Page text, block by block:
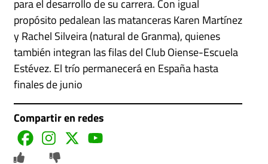
para el desarrollo de su carrera. Con igual
propósito pedalean las matanceras Karen Martínez
y Rachel Silveira (natural de Granma), quienes
también integran las filas del Club Oiense-Escuela
Estévez. El trío permanecerá en España hasta
finales de junio
Compartir en redes